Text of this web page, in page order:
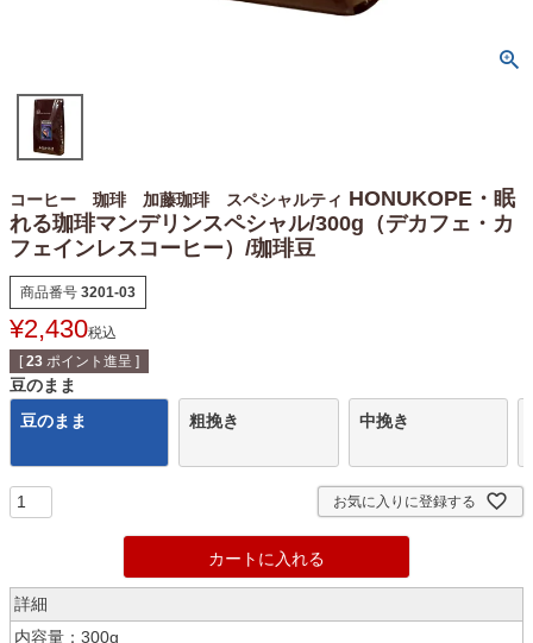
コーヒー 珈琲 加藤珈琲 スペシャルティ HONUKOPE・眠
れる珈琲マンデリンスペシャル/300g（デカフェ・カ
フェインレスコーヒー）/珈琲豆
商品番号 3201-03
¥2,430税込
[ 23 ポイント進呈 ]
豆のまま
豆のまま
粗挽き 中挽き
お気に入りに登録する
カートに入れる
詳細
内容量：300g